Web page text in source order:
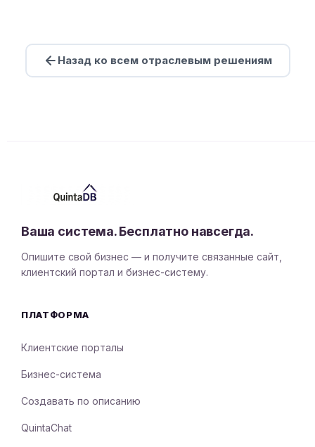
Назад ко всем отраслевым решениям
Ваша система. Бесплатно навсегда.
Опишите свой бизнес — и получите связанные сайт,
клиентский портал и бизнес-систему.
ПЛАТФОРМА
Клиентские порталы
Бизнес-система
Создавать по описанию
QuintaChat